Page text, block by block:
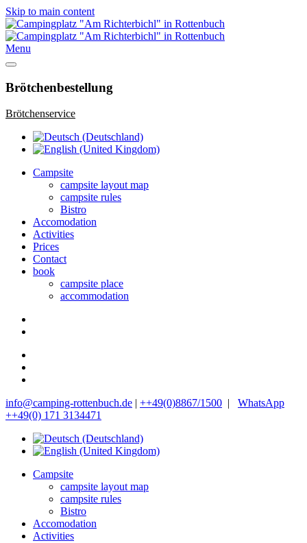
Skip to main content
Menu
Brötchenbestellung
Brötchenservice
Campsite
campsite layout map
campsite rules
Bistro
Accomodation
Activities
Prices
Contact
book
campsite place
accommodation
info@camping-rottenbuch.de | ++49(0)8867/1500 | WhatsApp
++49(0) 171 3134471
Campsite
campsite layout map
campsite rules
Bistro
Accomodation
Activities